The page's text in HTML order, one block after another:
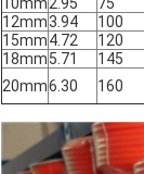
12mm3.94 100
15mm4.72 120
18mm5.71 145
20mm6.30 160